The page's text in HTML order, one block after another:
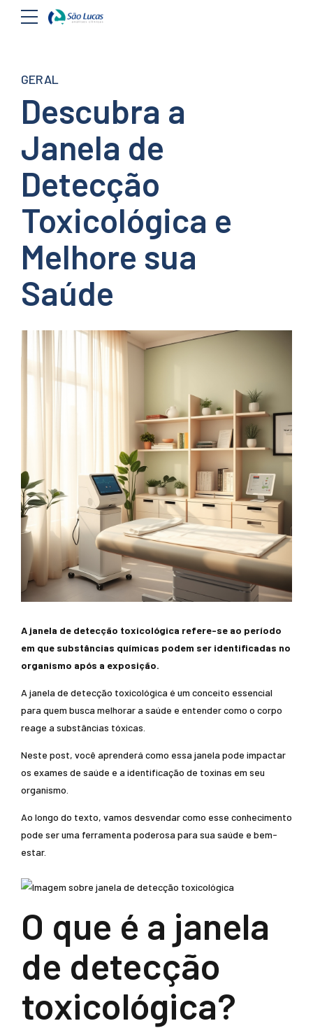
GERAL
Descubra a
Janela de
Detecção
Toxicológica e
Melhore sua
Saúde
A janela de detecção toxicológica refere-se ao período
em que substâncias químicas podem ser identificadas no
organismo após a exposição.
A janela de detecção toxicológica é um conceito essencial
para quem busca melhorar a saúde e entender como o corpo
reage a substâncias tóxicas.
Neste post, você aprenderá como essa janela pode impactar
os exames de saúde e a identificação de toxinas em seu
organismo.
Ao longo do texto, vamos desvendar como esse conhecimento
pode ser uma ferramenta poderosa para sua saúde e bem-
estar.
O que é a janela
de detecção
toxicológica?